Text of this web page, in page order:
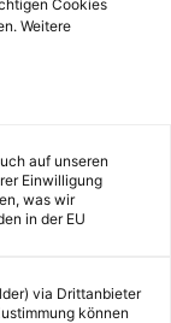
Cookies
Weitere
auf unseren
Einwilligung
was wir
in der EU
via Drittanbieter
können